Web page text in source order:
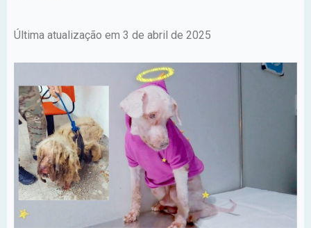
Última atualização em 3 de abril de 2025